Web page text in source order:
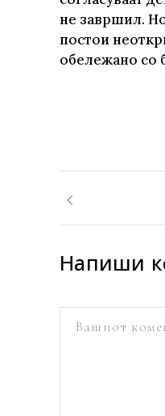
не завршил.
постои
обележано со
Напиши